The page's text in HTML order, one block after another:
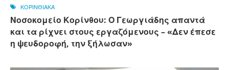
ΚΟΡΙΝΘΙΑΚΑ
Νοσοκομείο Κορίνθου: Ο Γεωργιάδης απαντά
και τα ρίχνει στους εργαζόμενους – «Δεν έπεσε
η ψευδοροφή, την ξήλωσαν»